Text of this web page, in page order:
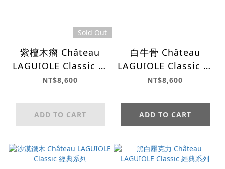
Sold Out
紫檀木瘤 Château
LAGUIOLE Classic 經
典系列
NT$8,600
ADD TO CART
白牛骨 Château
LAGUIOLE Classic 經
典系列
NT$8,600
ADD TO CART